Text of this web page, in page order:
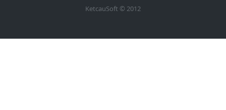
KetcauSoft © 2012